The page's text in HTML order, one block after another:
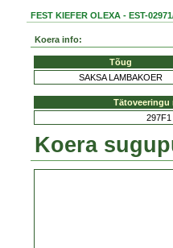
FEST KIEFER OLEXA - EST-
Koera info:
Tõug
SAKSA LAMBAKOER
Tätoveeringu
297F1
Koera